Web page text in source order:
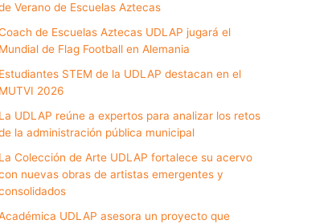
Verano de Escuelas Aztecas
de Escuelas Aztecas UDLAP jugará el
Mundial de Flag Football en Alemania
Estudiantes STEM de la UDLAP destacan en el
MUTVI 2026
La UDLAP reúne a expertos para analizar los retos
la administración pública municipal
La Colección de Arte UDLAP fortalece su acervo
nuevas obras de artistas emergentes y
UDLAP asesora un proyecto que